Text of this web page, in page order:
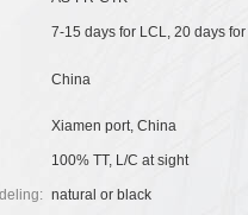
7-15 days for LCL, 20 days
China
Xiamen port, China
100% TT, L/C at sight
natural or black